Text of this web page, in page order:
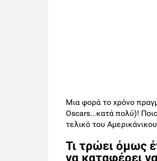
Μια φορά το χρόνο
Oscars...κατά πολύ)!
τελικό του
Τι τρώει όμως
να καταφέρει